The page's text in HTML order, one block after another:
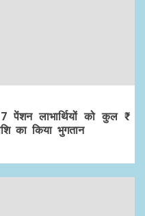
लाभार्थियों को कुल ₹
का किया भुगतान